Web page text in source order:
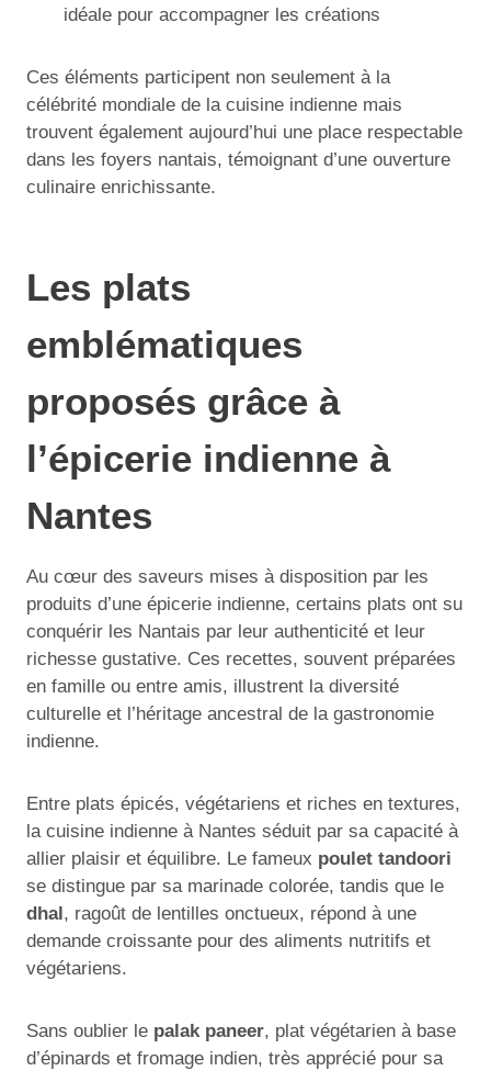
idéale pour accompagner les créations
Ces éléments participent non seulement à la
célébrité mondiale de la cuisine indienne mais
trouvent également aujourd’hui une place respectable
dans les foyers nantais, témoignant d’une ouverture
culinaire enrichissante.
Les plats
emblématiques
proposés grâce à
l’épicerie indienne à
Nantes
Au cœur des saveurs mises à disposition par les
produits d’une épicerie indienne, certains plats ont su
conquérir les Nantais par leur authenticité et leur
richesse gustative. Ces recettes, souvent préparées
en famille ou entre amis, illustrent la diversité
culturelle et l’héritage ancestral de la gastronomie
indienne.
Entre plats épicés, végétariens et riches en textures,
la cuisine indienne à Nantes séduit par sa capacité à
allier plaisir et équilibre. Le fameux poulet tandoori
se distingue par sa marinade colorée, tandis que le
dhal , ragoût de lentilles onctueux, répond à une
demande croissante pour des aliments nutritifs et
végétariens.
Sans oublier le palak paneer, plat végétarien à base
d’épinards et fromage indien, très apprécié pour sa